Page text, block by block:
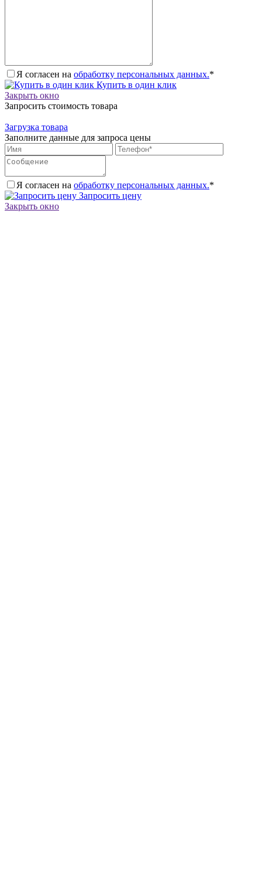
Я согласен на обработку персональных данных.*
Купить в один клик
Закрыть окно
Запросить стоимость товара
Загрузка товара
Заполните данные для запроса цены
Я согласен на обработку персональных данных.*
Запросить цену
Закрыть окно